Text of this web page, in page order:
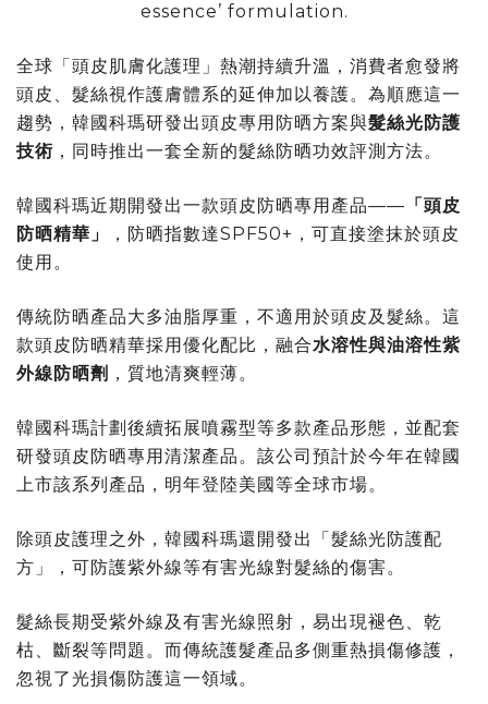
essence’ formulation.
全球「頭皮肌膚化護理」熱潮持續升溫，消費者愈發將
頭皮、髮絲視作護膚體系的延伸加以養護。為順應這一
趨勢，韓國科瑪研發出頭皮專用防晒方案與髮絲光防護
技術 ，同時推出一套全新的髮絲防晒功效評測方法。
韓國科瑪近期開發出一款頭皮防晒專用產品—— 「 頭皮
防晒精華 」
，防晒指數達SPF50+，可直接塗抹於頭皮
使用。
傳統防晒產品大多油脂厚重，不適用於頭皮及髮絲。這
款頭皮防晒精華採用優化配比，融合水溶性與油溶性紫
外線防晒劑 ，質地清爽輕薄。
韓國科瑪計劃後續拓展噴霧型等多款產品形態，並配套
研發頭皮防晒專用清潔產品。該公司預計於今年在韓國
上市該系列產品，明年登陸美國等全球市場。
除頭皮護理之外，韓國科瑪還開發出「髮絲光防護配
方」，可防護紫外線等有害光線對髮絲的傷害。
髮絲長期受紫外線及有害光線照射，易出現褪色、乾
枯、斷裂等問題。而傳統護髮產品多側重熱損傷修護，
忽視了光損傷防護這一領域。